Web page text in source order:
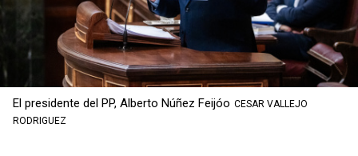
El presidente del PP, Alberto Núñez Feijóo CESAR VALLEJO
RODRIGUEZ